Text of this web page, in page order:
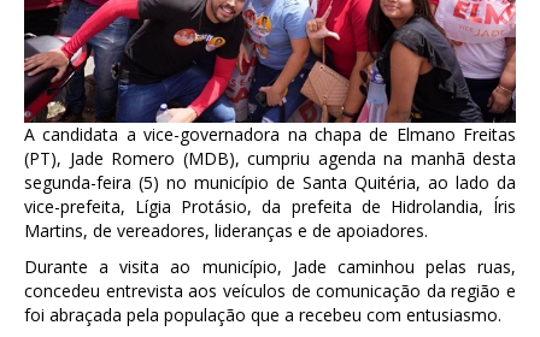
A candidata a vice-governadora na chapa de Elmano Freitas
(PT), Jade Romero (MDB), cumpriu agenda na manhã desta
segunda-feira (5) no município de Santa Quitéria, ao lado da
vice-prefeita, Lígia Protásio, da prefeita de Hidrolandia, Íris
Martins, de vereadores, lideranças e de apoiadores.
Durante a visita ao município, Jade caminhou pelas ruas,
concedeu entrevista aos veículos de comunicação da região e
foi abraçada pela população que a recebeu com entusiasmo.